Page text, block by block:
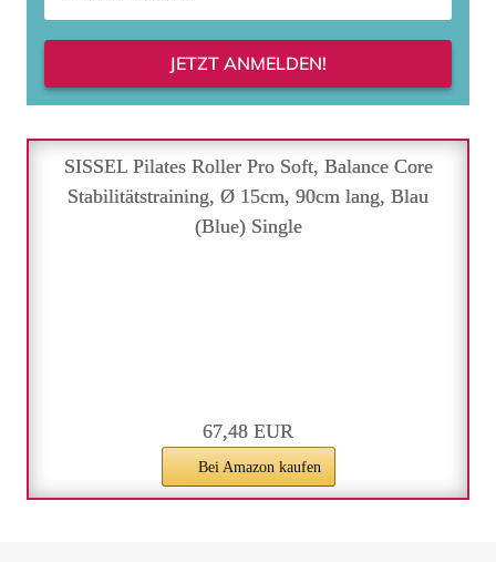
JETZT ANMELDEN!
SISSEL Pilates Roller Pro Soft, Balance Core
Stabilitätstraining, Ø 15cm, 90cm lang, Blau
(Blue) Single
67,48 EUR
Bei Amazon kaufen